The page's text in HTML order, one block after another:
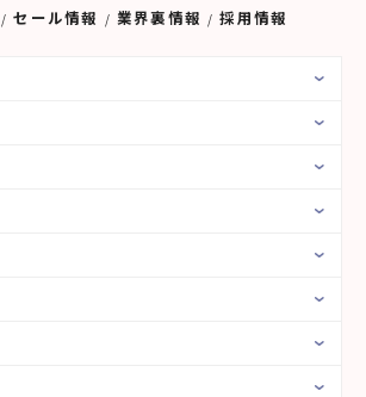
セール情報 業界裏情報 採用情報